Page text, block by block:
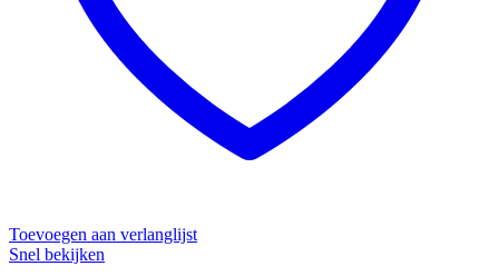
Toevoegen aan verlanglijst
Snel bekijken